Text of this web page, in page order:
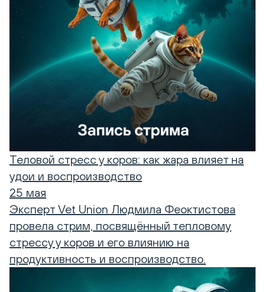
Теловой стресс у коров: как жара влияет на
удои и воспроизводство
25 мая
Эксперт Vet Union Людмила Феоктистова
провела стрим, посвящённый тепловому
стрессу у коров и его влиянию на
продуктивность и воспроизводство.